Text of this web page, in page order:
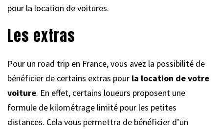
pour la location de voitures.
Les extras
Pour un road trip en France, vous avez la possibilité de
bénéficier de certains extras pour la location de votre
voiture. En effet, certains loueurs proposent une
formule de kilométrage limité pour les petites
distances. Cela vous permettra de bénéficier d’un